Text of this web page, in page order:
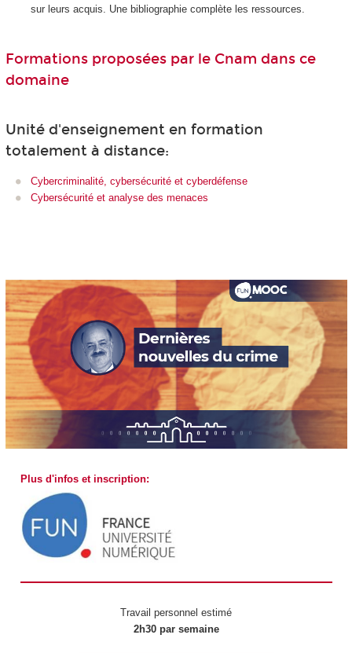
sur leurs acquis. Une bibliographie complète les ressources.
Formations proposées par le Cnam dans ce
domaine
Unité d'enseignement en formation
totalement à distance:
Cybercriminalité, cybersécurité et cyberdéfense
Cybersécurité et analyse des menaces
Plus d'infos et inscription:
Travail personnel estimé
2h30 par semaine